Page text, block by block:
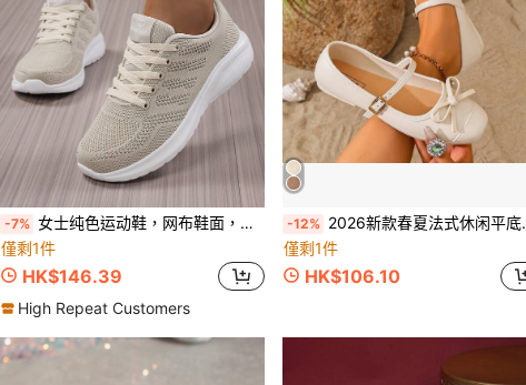
-7% 女士纯色运动鞋，网布鞋面，系带设计，轻便休闲工作鞋，学生跑步鞋，透气低帮鞋，四季皆宜
僅剩1件
HK$146.39
High Repeat Customers
-12% 2026新款春夏法式休闲平底鞋，方头蝴蝶结装饰，适合搭配连衣裙
僅剩1件
HK$106.10